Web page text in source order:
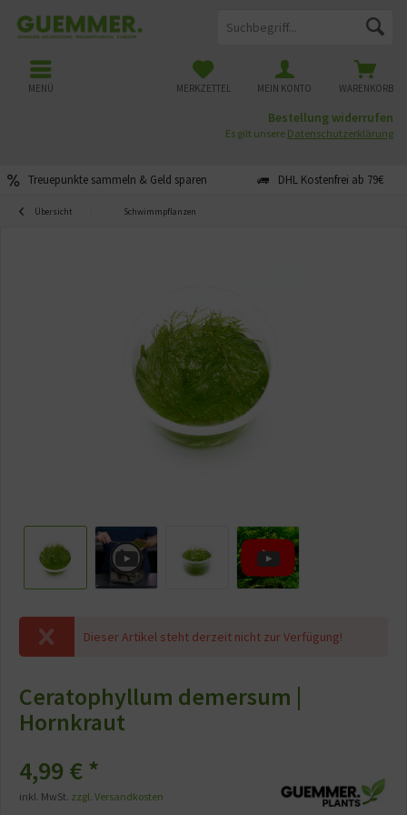
Treuepunkte sammeln & Geld sparen DHL Kostenfrei ab 79€
WARENKORB
MERKZETTEL MEIN KONTO
MENÜ
Bestellung widerrufen
Es gilt unsere Datenschutzerklärung
Übersicht Schwimmpflanzen
Dieser Artikel steht derzeit nicht zur Verfügung!
Ceratophyllum demersum |
Hornkraut
4,99 € *
inkl. MwSt. zzgl. Versandkosten